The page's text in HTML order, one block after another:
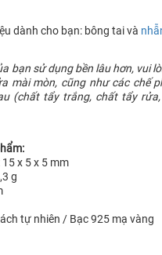
dành cho bạn: bông tai và
bạn sử dụng bền lâu hơn, vui
mài mòn, cũng như các chế
(chất tẩy trắng, chất tẩy
x 5 x 5 mm
g
tự nhiên / Bạc 925 mạ vàng